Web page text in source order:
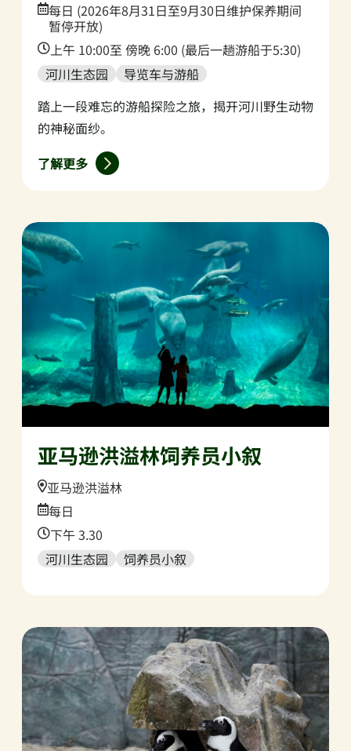
Date:
每日 (2026年8月31日至9月30日维护保养期间
暂停开放)
Time:上午 10:00至 傍晚 6:00 (最后一趟游船于5:30)
河川生态园
导览车与游船
踏上一段难忘的游船探险之旅，揭开河川野生动物
的神秘面纱。
了解更多
亚马逊洪溢林饲养员小叙
Location:
亚马逊洪溢林
Date:
每日
Time:
下午 3.30
河川生态园
饲养员小叙